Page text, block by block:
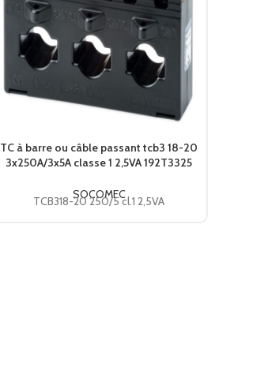
TC à barre ou câble passant tcb3 18-20
3x250A/3x5A classe 1 2,5VA 192T3325
SOCOMEC
TCB318-20 250/5 cl.1 2,5VA